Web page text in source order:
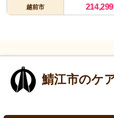
越前市 214,299
鯖江市のケ